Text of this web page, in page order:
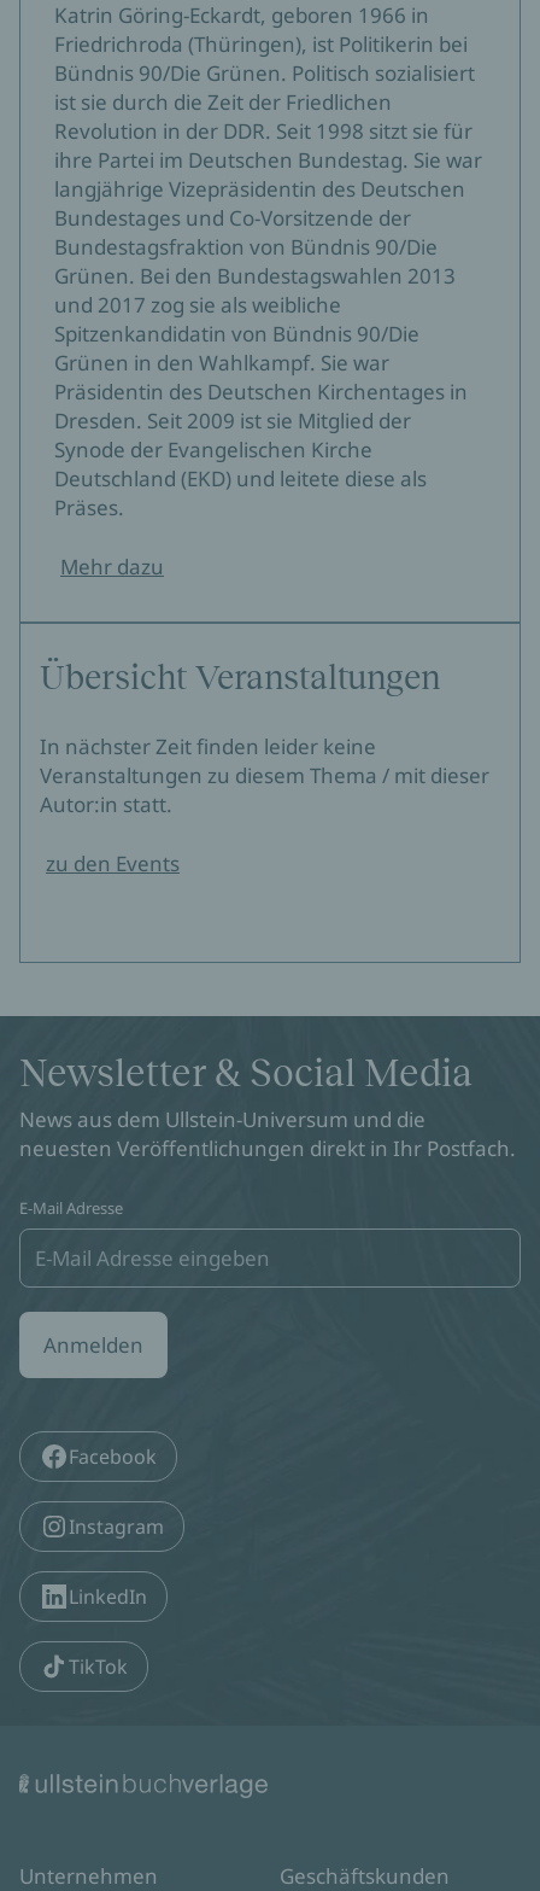
Katrin Göring-Eckardt, geboren 1966 in
Friedrichroda (Thüringen), ist Politikerin bei
Bündnis 90/Die Grünen. Politisch sozialisiert
ist sie durch die Zeit der Friedlichen
Revolution in der DDR. Seit 1998 sitzt sie für
ihre Partei im Deutschen Bundestag. Sie war
langjährige Vizepräsidentin des Deutschen
Bundestages und Co-Vorsitzende der
Bundestagsfraktion von Bündnis 90/Die
Grünen. Bei den Bundestagswahlen 2013
und 2017 zog sie als weibliche
Spitzenkandidatin von Bündnis 90/Die
Grünen in den Wahlkampf. Sie war
Präsidentin des Deutschen Kirchentages in
Dresden. Seit 2009 ist sie Mitglied der
Synode der Evangelischen Kirche
Deutschland (EKD) und leitete diese als
Präses.
Mehr dazu
Übersicht Veranstaltungen
In nächster Zeit finden leider keine
Veranstaltungen zu diesem Thema / mit dieser
Autor:in statt.
zu den Events
Newsletter & Social Media
News aus dem Ullstein-Universum und die
neuesten Veröffentlichungen direkt in Ihr Postfach.
E-Mail Adresse
Anmelden
Facebook
Instagram
LinkedIn
TikTok
Unternehmen Geschäftskunden